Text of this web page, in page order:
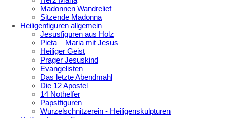
Madonnen Wandrelief
Sitzende Madonna
Heiligenfiguren allgemein
Jesusfiguren aus Holz
Pieta – Maria mit Jesus
Heiliger Geist
Prager Jesuskind
Evangelisten
Das letzte Abendmahl
Die 12 Apostel
14 Nothelfer
Papstfiguren
Wurzelschnitzerein - Heiligenskulpturen